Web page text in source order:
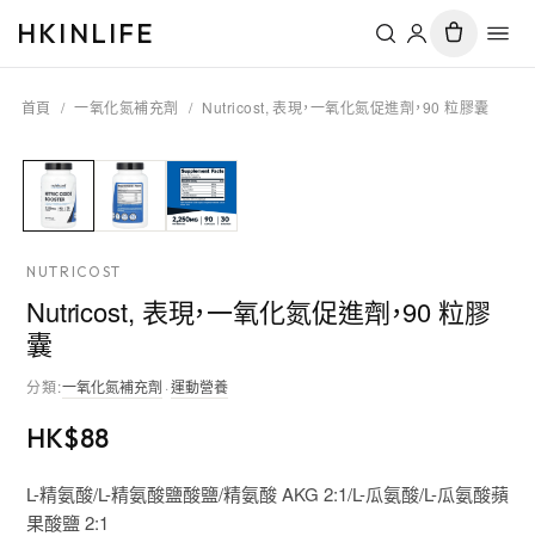
HKINLIFE
首頁 / 一氧化氮補充劑 / Nutricost, 表現，一氧化氮促進劑，90 粒膠囊
NUTRICOST
Nutricost, 表現，一氧化氮促進劑，90 粒膠
囊
分類:一氧化氮補充劑 ·運動營養
HK$88
L-精氨酸/L-精氨酸鹽酸鹽/精氨酸 AKG 2:1/L-瓜氨酸/L-瓜氨酸蘋
果酸鹽 2:1